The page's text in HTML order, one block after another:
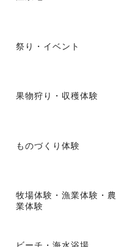
祭り・イベント
果物狩り・収穫体験
ものづくり体験
牧場体験・漁業体験・農
業体験